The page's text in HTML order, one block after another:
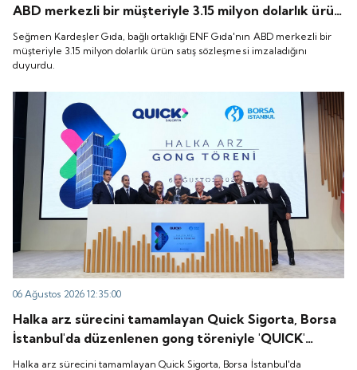
ABD merkezli bir müşteriyle 3.15 milyon dolarlık ürün
satış sözleşmesi imzaladığını duyurdu.
Seğmen Kardeşler Gıda, bağlı ortaklığı ENF Gıda'nın ABD merkezli bir
müşteriyle 3.15 milyon dolarlık ürün satış sözleşmesi imzaladığını
duyurdu.
06 Ağustos 2026 12:35:00
Halka arz sürecini tamamlayan Quick Sigorta, Borsa
İstanbul'da düzenlenen gong töreniyle 'QUICK'
koduyla işlem görmeye başladı.
Halka arz sürecini tamamlayan Quick Sigorta, Borsa İstanbul'da